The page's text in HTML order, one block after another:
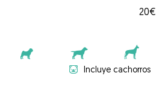
20€
Incluye cachorros